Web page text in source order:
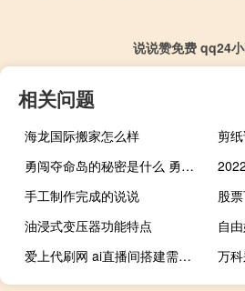
说说赞免费 qq24
相关问题
海龙国际搬家怎么样
剪
勇闯夺命岛的秘密是什么 勇闯夺命岛背景音乐
手工制作完成的说说
股
油浸式变压器功能特点
自
爱上代刷网 ai直播间搭建需要多少钱